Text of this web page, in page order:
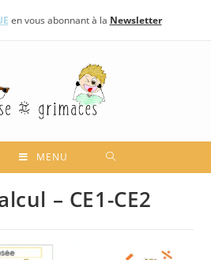
en vous abonnant à la Newsletter
MENU
– CE1-CE2